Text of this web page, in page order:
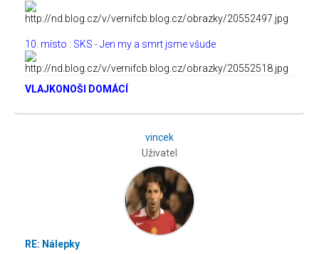
10. místo : SKS - Jen my a smrt jsme všude
VLAJKONOŠI DOMÁCÍ
vincek
Uživatel
RE: Nálepky